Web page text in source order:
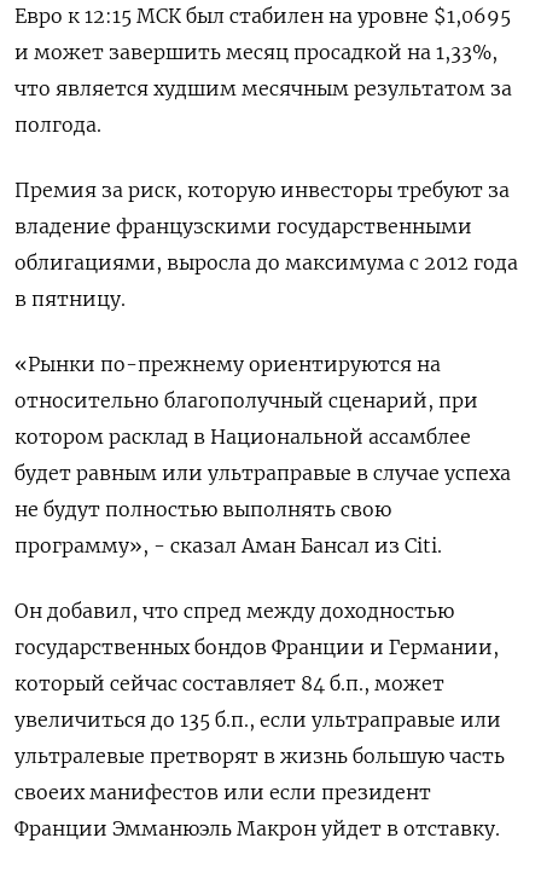
Евро к 12:15 МСК был стабилен на уровне $1,0695
и может завершить месяц просадкой на 1,33%,
что является худшим месячным результатом за
полгода.
Премия за риск, которую инвесторы требуют за
владение французскими государственными
облигациями, выросла до максимума с 2012 года
в пятницу.
«Рынки по-прежнему ориентируются на
относительно благополучный сценарий, при
котором расклад в Национальной ассамблее
будет равным или ультраправые в случае успеха
не будут полностью выполнять свою
программу», - сказал Аман Бансал из Citi.
Он добавил, что спред между доходностью
государственных бондов Франции и Германии,
который сейчас составляет 84 б.п., может
увеличиться до 135 б.п., если ультраправые или
ультралевые претворят в жизнь большую часть
своеих манифестов или если президент
Франции Эмманюэль Макрон уйдет в отставку.